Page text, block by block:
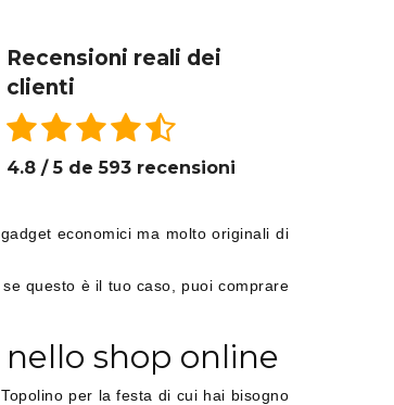
Recensioni reali dei
clienti
4.8 / 5 de 593 recensioni
economici ma molto originali di
questo è il tuo caso, puoi comprare
shop online
per la festa di cui hai bisogno